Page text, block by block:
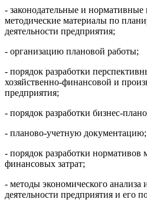
- законодательные и нормативные
методические материалы по
деятельности предприятия;
- организацию плановой работы;
- порядок разработки
хозяйственно-финансовой и
предприятия;
- порядок разработки бизнес-
- планово-учетную документацию;
- порядок разработки нормативов
финансовых затрат;
- методы экономического анализа
деятельности предприятия и его